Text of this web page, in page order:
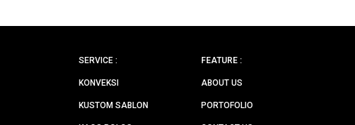
SERVICE :
KONVEKSI
KUSTOM SABLON
FEATURE :
ABOUT US
PORTOFOLIO